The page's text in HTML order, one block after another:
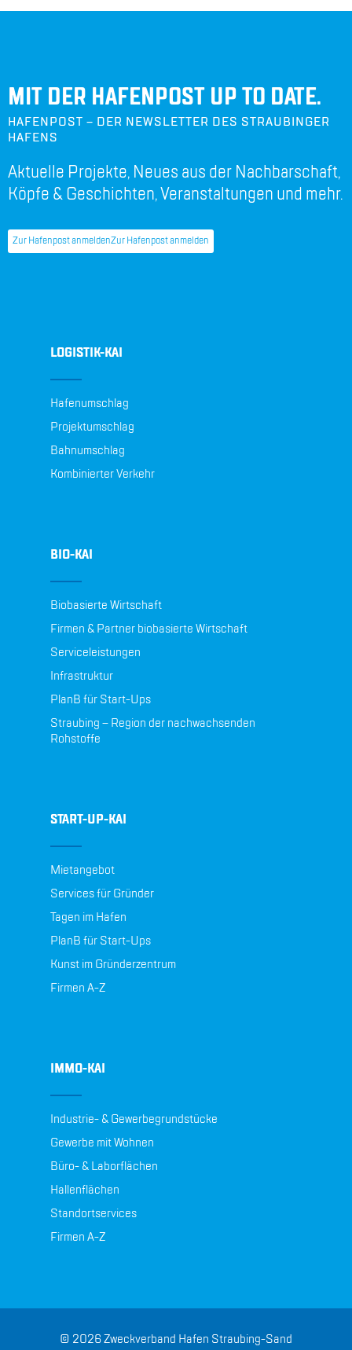
MIT DER HAFENPOST UP TO DATE.
HAFENPOST – DER NEWSLETTER DES STRAUBINGER
HAFENS
Aktuelle Projekte, Neues aus der Nachbarschaft,
Köpfe & Geschichten, Veranstaltungen und mehr.
Zur Hafenpost anmeldenZur Hafenpost anmelden
LOGISTIK-KAI
Hafenumschlag
Projektumschlag
Bahnumschlag
Kombinierter Verkehr
BIO-KAI
Biobasierte Wirtschaft
Firmen & Partner biobasierte Wirtschaft
Serviceleistungen
Infrastruktur
PlanB für Start-Ups
Straubing – Region der nachwachsenden
Rohstoffe
START-UP-KAI
Mietangebot
Services für Gründer
Tagen im Hafen
PlanB für Start-Ups
Kunst im Gründerzentrum
Firmen A-Z
IMMO-KAI
Industrie- & Gewerbegrundstücke
Gewerbe mit Wohnen
Büro- & Laborflächen
Hallenflächen
Standortservices
Firmen A-Z
© 2026 Zweckverband Hafen Straubing-Sand